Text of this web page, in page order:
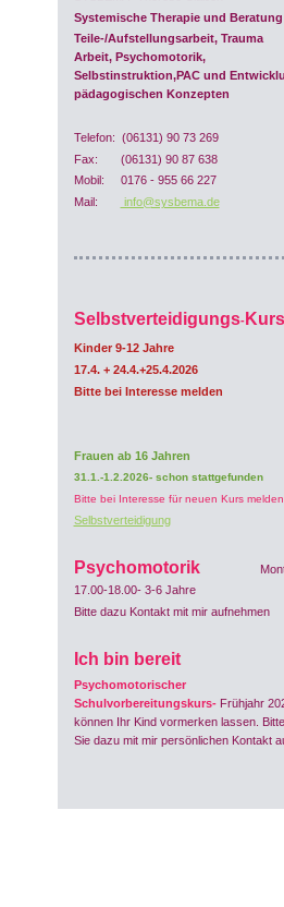
Systemische Therapie und Beratung
Teile-/Aufstellungsarbeit, Trauma
Arbeit, Psychomotorik,
Selbstinstruktion,PAC und
pädagogischen Konzepten
Telefon: (06131) 90 73 269
Fax: (06131) 90 87 638
Mobil: 0176 - 955 66 227
Mail:
info@sysbema.de
Selbstverteidigungs-
Kinder 9-12 Jahre
17.4. + 24.4.+25.4.2026
Bitte bei Interesse melden
Frauen ab 16 Jahren
31.1.-1.2.2026- schon stattgefunden
Bitte bei Interesse für neuen Kurs melden
Selbstverteidigung
Psychomotorik
17.00-18.00- 3-6 Jahre
Bitte dazu Kontakt mit mir aufnehmen
Ich bin bereit
Psychomotorischer
Schulvorbereitungskurs- Frühjahr
können Ihr Kind vormerken lassen.
Sie dazu mit mir persönlichen Kontakt